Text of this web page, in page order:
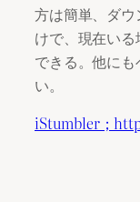
方は簡単、ダ
けで、現在い
できる。他に
い。
iStumbler；